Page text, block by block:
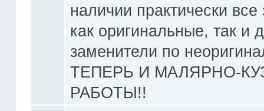
наличии практически все
как оригинальные, так и
заменители по
ТЕПЕРЬ И МАЛЯРНО-
РАБОТЫ!!